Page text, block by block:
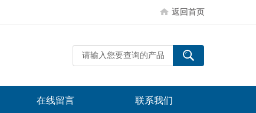
返回首页
在线留言 联系我们